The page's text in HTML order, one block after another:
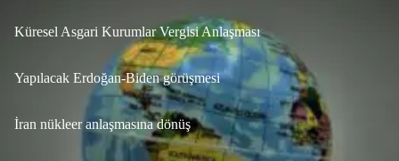
Küresel Asgari Kurumlar Vergisi Anlaşması
Yapılacak Erdoğan-Biden görüşmesi
İran nükleer anlaşmasına dönüş